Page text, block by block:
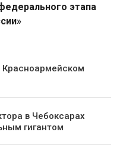
этапа
Красноармейском
в Чебоксарах
гигантом